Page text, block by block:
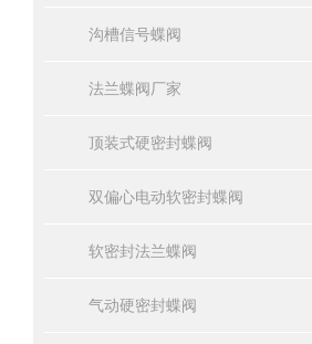
沟槽信号蝶阀
法兰蝶阀厂家
顶装式硬密封蝶阀
双偏心电动软密封蝶阀
软密封法兰蝶阀
气动硬密封蝶阀